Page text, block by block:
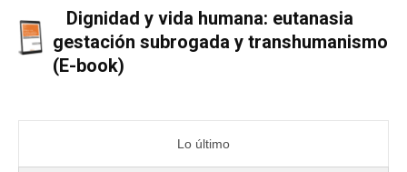
Dignidad y vida humana: eutanasia
gestación subrogada y transhumanismo
(E-book)
Lo último